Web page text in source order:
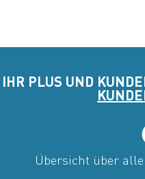
IHR PLUS UND
Übersicht über